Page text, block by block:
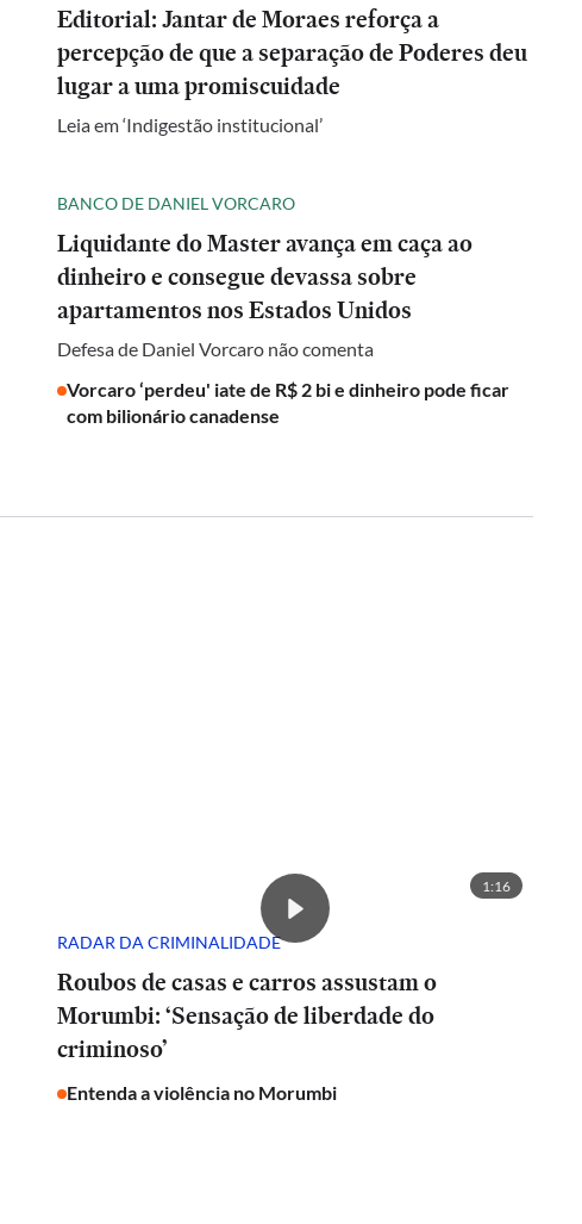
Editorial: Jantar de Moraes reforça a
percepção de que a separação de Poderes deu
lugar a uma promiscuidade
Leia em ‘Indigestão institucional’
BANCO DE DANIEL VORCARO
Liquidante do Master avança em caça ao
dinheiro e consegue devassa sobre
apartamentos nos Estados Unidos
Defesa de Daniel Vorcaro não comenta
Vorcaro ‘perdeu' iate de R$ 2 bi e dinheiro pode ficar
com bilionário canadense
1:16
RADAR DA CRIMINALIDADE
Roubos de casas e carros assustam o
Morumbi: ‘Sensação de liberdade do
criminoso’
Entenda a violência no Morumbi